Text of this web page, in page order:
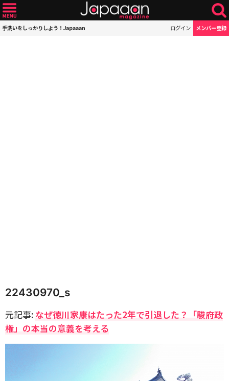
手洗いをしっかりしよう！Japaaan ログイン メンバー登録
22430970_s
元記事: なぜ徳川家康はたった2年で引退した？「駿府政
権」の本当の意義を考える